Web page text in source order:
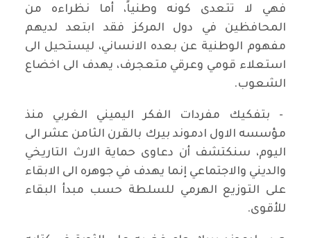
فهي لا تتعدى كونه وطنياً، أما نظراءه من
المحافظين في دول المركز فقد ابتعد لديهم
مفهوم الوطنية عن بعده الانساني، ليستحيل الى
استعلاء قومي وعرقي متعجرف، يهدف الى اخضاع
الشعوب.
- بتفكيك مفردات الفكر اليميني الغربي منذ
مؤسسه الاول ادموند بيرك بالقرن الثامن عشر الى
اليوم، سنكتشف أن دعاوى حماية الارث التاريخي
والديني والاجتماعي إنما يهدف في جوهره الى الابقاء
على التوزيع الهرمي للسلطة حسب مبدأ البقاء
للأقوى.